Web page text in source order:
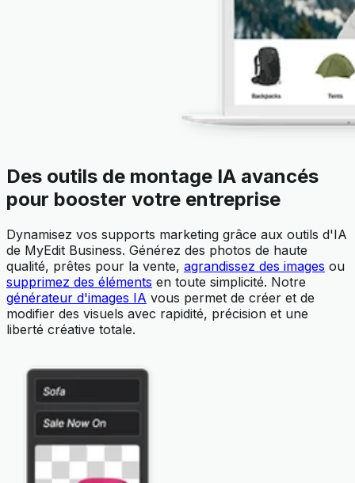
Des outils de montage IA avancés
pour booster votre entreprise
Dynamisez vos supports marketing grâce aux outils d'IA
de MyEdit Business. Générez des photos de haute
qualité, prêtes pour la vente, agrandissez des images ou
supprimez des éléments en toute simplicité. Notre
générateur d'images IA vous permet de créer et de
modifier des visuels avec rapidité, précision et une
liberté créative totale.